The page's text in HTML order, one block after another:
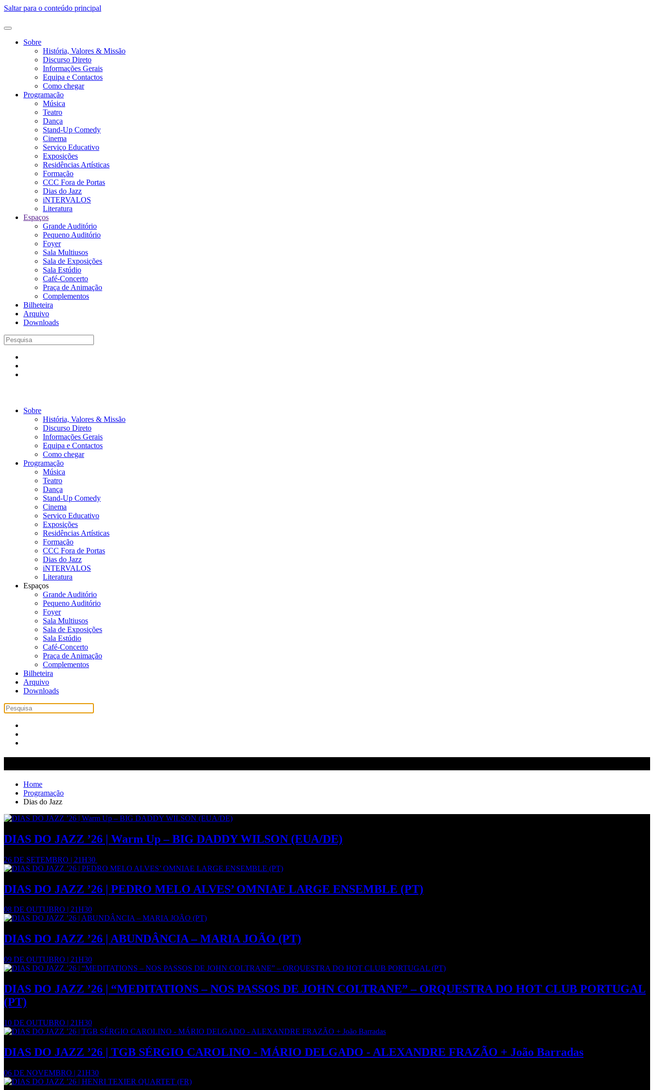
Saltar para o conteúdo principal
Sobre
História, Valores & Missão
Discurso Direto
Informações Gerais
Equipa e Contactos
Como chegar
Programação
Música
Teatro
Dança
Stand-Up Comedy
Cinema
Serviço Educativo
Exposições
Residências Artísticas
Formação
CCC Fora de Portas
Dias do Jazz
iNTERVALOS
Literatura
Espaços
Grande Auditório
Pequeno Auditório
Foyer
Sala Multiusos
Sala de Exposições
Sala Estúdio
Café-Concerto
Praça de Animação
Complementos
Bilheteira
Arquivo
Downloads
Sobre
História, Valores & Missão
Discurso Direto
Informações Gerais
Equipa e Contactos
Como chegar
Programação
Música
Teatro
Dança
Stand-Up Comedy
Cinema
Serviço Educativo
Exposições
Residências Artísticas
Formação
CCC Fora de Portas
Dias do Jazz
iNTERVALOS
Literatura
Espaços
Grande Auditório
Pequeno Auditório
Foyer
Sala Multiusos
Sala de Exposições
Sala Estúdio
Café-Concerto
Praça de Animação
Complementos
Bilheteira
Arquivo
Downloads
Home
Programação
Dias do Jazz
DIAS DO JAZZ ’26 | Warm Up – BIG DADDY WILSON (EUA/DE)
26 DE SETEMBRO | 21H30
DIAS DO JAZZ ’26 | PEDRO MELO ALVES’ OMNIAE LARGE ENSEMBLE (PT)
08 DE OUTUBRO | 21H30
DIAS DO JAZZ ’26 | ABUNDÂNCIA – MARIA JOÃO (PT)
09 DE OUTUBRO | 21H30
DIAS DO JAZZ ’26 | “MEDITATIONS – NOS PASSOS DE JOHN COLTRANE” – ORQUESTRA DO HOT CLUB PORTUGAL
(PT)
10 DE OUTUBRO | 21H30
DIAS DO JAZZ ’26 | TGB SÉRGIO CAROLINO - MÁRIO DELGADO - ALEXANDRE FRAZÃO + João Barradas
06 DE NOVEMBRO | 21H30